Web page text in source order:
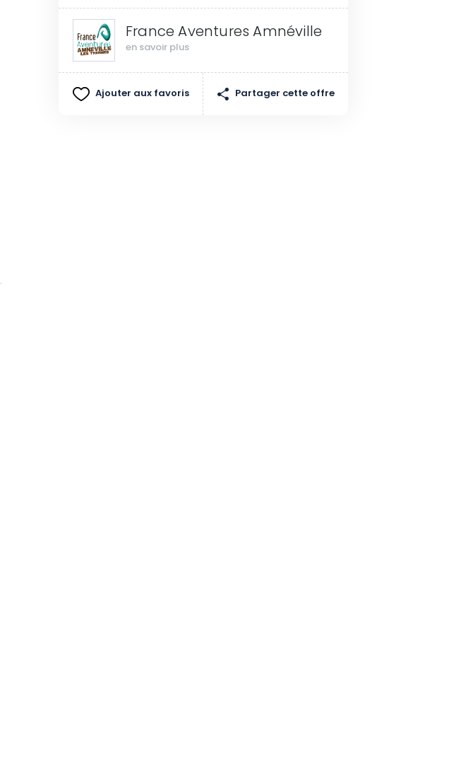
France Aventures Amnéville
en savoir plus
Ajouter aux favoris Partager cette offre